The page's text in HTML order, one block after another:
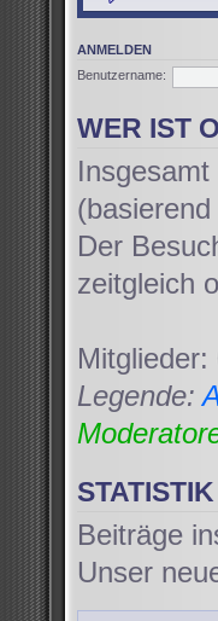
ANMELDEN
Benutzername:
WER IST
Insgesamt
Der
zeitgleich
Legende:
STATISTIK
Beiträge
Unser